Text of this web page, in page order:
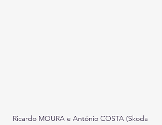
Ricardo MOURA e António COSTA (Skoda